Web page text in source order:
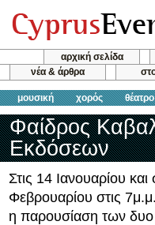
αρχική σελίδα
νέα & άρθρα
μουσική χορός θέατρο
Φαίδρος
Εκδόσεων
Στις 14 Ιανουαρίου και
Φεβρουαρίου στις 7μ.μ.
η παρουσίαση των